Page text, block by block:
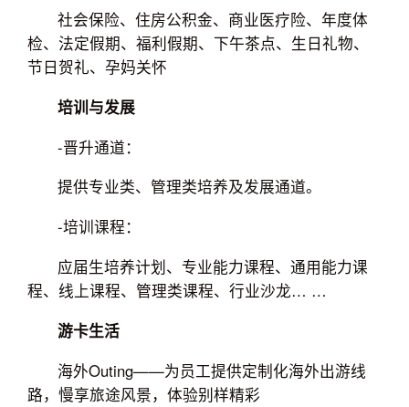
社会保险、住房公积金、商业医疗险、年度体
检、法定假期、福利假期、下午茶点、生日礼物、
节日贺礼、孕妈关怀
培训与发展
-晋升通道：
提供专业类、管理类培养及发展通道。
-培训课程：
应届生培养计划、专业能力课程、通用能力课
程、线上课程、管理类课程、行业沙龙… …
游卡生活
海外Outing——为员工提供定制化海外出游线
路，慢享旅途风景，体验别样精彩